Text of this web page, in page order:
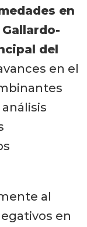
en
del
en el
al
en